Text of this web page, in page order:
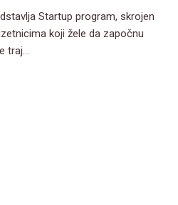
Startup program, skrojen
koji žele da započnu
traj...